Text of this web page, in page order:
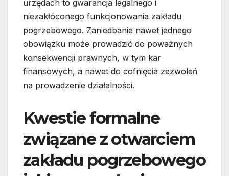
urzędach to gwarancja legalnego i
niezakłóconego funkcjonowania zakładu
pogrzebowego. Zaniedbanie nawet jednego
obowiązku może prowadzić do poważnych
konsekwencji prawnych, w tym kar
finansowych, a nawet do cofnięcia zezwoleń
na prowadzenie działalności.
Kwestie formalne
związane z otwarciem
zakładu pogrzebowego